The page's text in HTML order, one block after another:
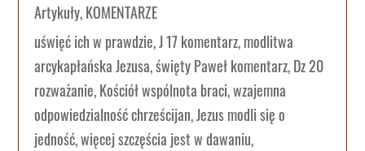
Artykuły,KOMENTARZE
uświęć ich w prawdzie, J 17 komentarz, modlitwa
arcykapłańska Jezusa, święty Paweł komentarz, Dz 20
rozważanie, Kościół wspólnota braci, wzajemna
odpowiedzialność chrześcijan, Jezus modli się o
jedność, więcej szczęścia jest w dawaniu,